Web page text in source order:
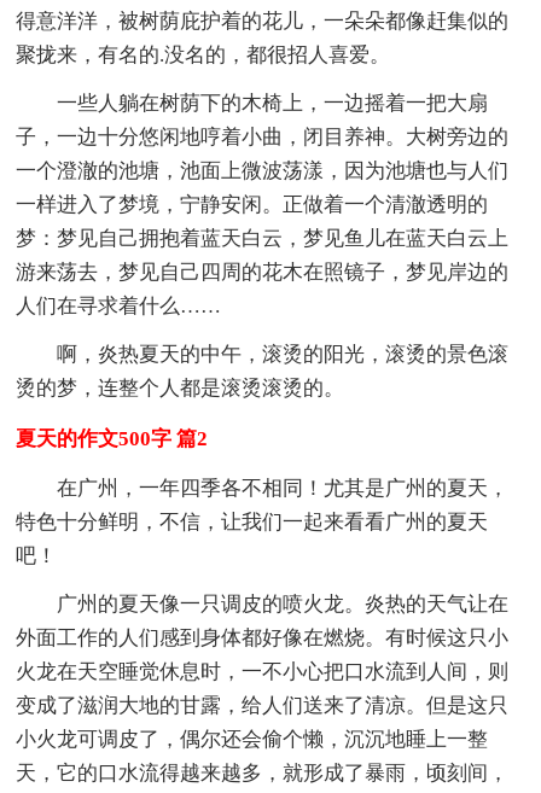
得意洋洋，被树荫庇护着的花儿，一朵朵都像赶集似的
聚拢来，有名的.没名的，都很招人喜爱。
一些人躺在树荫下的木椅上，一边摇着一把大扇
子，一边十分悠闲地哼着小曲，闭目养神。大树旁边的
一个澄澈的池塘，池面上微波荡漾，因为池塘也与人们
一样进入了梦境，宁静安闲。正做着一个清澈透明的
梦：梦见自己拥抱着蓝天白云，梦见鱼儿在蓝天白云上
游来荡去，梦见自己四周的花木在照镜子，梦见岸边的
人们在寻求着什么……
啊，炎热夏天的中午，滚烫的阳光，滚烫的景色滚
烫的梦，连整个人都是滚烫滚烫的。
夏天的作文500字 篇2
在广州，一年四季各不相同！尤其是广州的夏天，
特色十分鲜明，不信，让我们一起来看看广州的夏天
吧！
广州的夏天像一只调皮的喷火龙。炎热的天气让在
外面工作的人们感到身体都好像在燃烧。有时候这只小
火龙在天空睡觉休息时，一不小心把口水流到人间，则
变成了滋润大地的甘露，给人们送来了清凉。但是这只
小火龙可调皮了，偶尔还会偷个懒，沉沉地睡上一整
天，它的口水流得越来越多，就形成了暴雨，顷刻间，